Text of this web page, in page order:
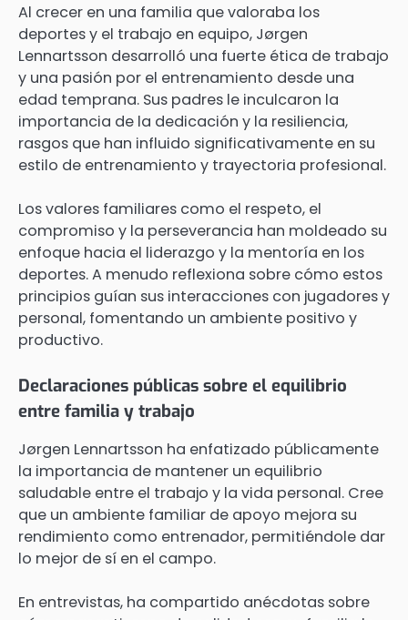
Al crecer en una familia que valoraba los
deportes y el trabajo en equipo, Jørgen
Lennartsson desarrolló una fuerte ética de trabajo
y una pasión por el entrenamiento desde una
edad temprana. Sus padres le inculcaron la
importancia de la dedicación y la resiliencia,
rasgos que han influido significativamente en su
estilo de entrenamiento y trayectoria profesional.
Los valores familiares como el respeto, el
compromiso y la perseverancia han moldeado su
enfoque hacia el liderazgo y la mentoría en los
deportes. A menudo reflexiona sobre cómo estos
principios guían sus interacciones con jugadores y
personal, fomentando un ambiente positivo y
productivo.
Declaraciones públicas sobre el equilibrio
entre familia y trabajo
Jørgen Lennartsson ha enfatizado públicamente
la importancia de mantener un equilibrio
saludable entre el trabajo y la vida personal. Cree
que un ambiente familiar de apoyo mejora su
rendimiento como entrenador, permitiéndole dar
lo mejor de sí en el campo.
En entrevistas, ha compartido anécdotas sobre